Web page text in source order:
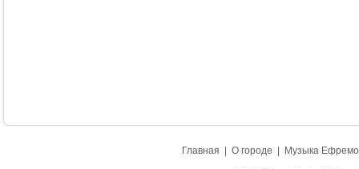
Главная О городе Музыка